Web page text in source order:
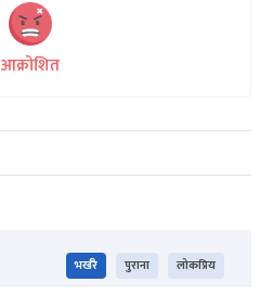
आक्रोशित
भर्खरै पुराना लोकप्रिय